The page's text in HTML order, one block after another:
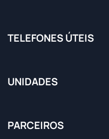
TELEFONES ÚTEIS
UNIDADES
PARCEIROS